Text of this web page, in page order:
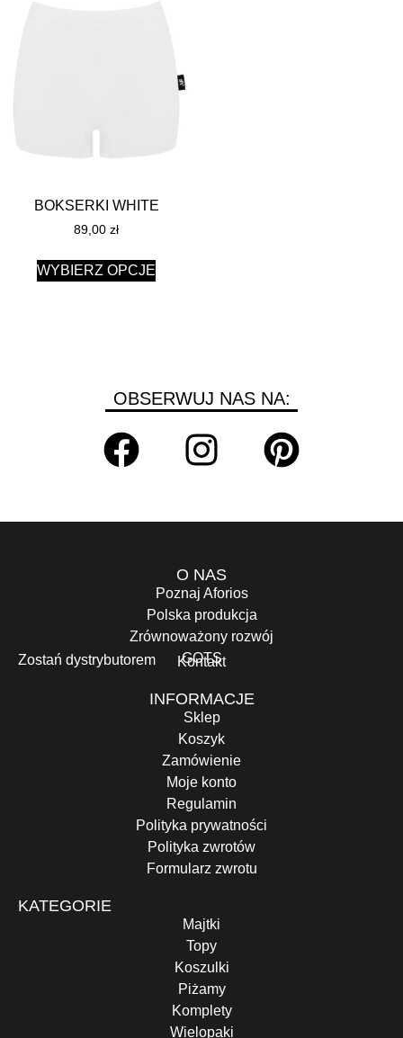
BOKSERKI WHITE
89,00 zł
WYBIERZ OPCJE
OBSERWUJ NAS NA:
O NAS
Poznaj Aforios
Polska produkcja
Zrównoważony rozwój
GOTS
Zostań dystrybutorem Kontakt
INFORMACJE
Sklep
Koszyk
Zamówienie
Moje konto
Regulamin
Polityka prywatności
Polityka zwrotów
Formularz zwrotu
KATEGORIE
Majtki
Topy
Koszulki
Piżamy
Komplety
Wielopaki